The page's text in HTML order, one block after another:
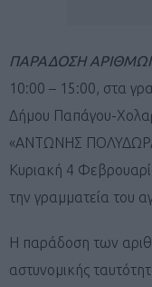
ΠΑΡΑΔΟΣΗ
10:00 – 15:00, στα
Δήμου Παπάγου-
«ΑΝΤΩΝΗΣ
Κυριακή 4
την γραμματεία του
Η παράδοση των
αστυνομικής